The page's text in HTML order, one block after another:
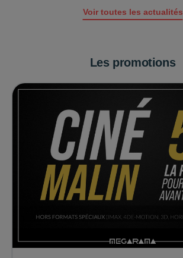
Voir toutes les actualités
Les promotions